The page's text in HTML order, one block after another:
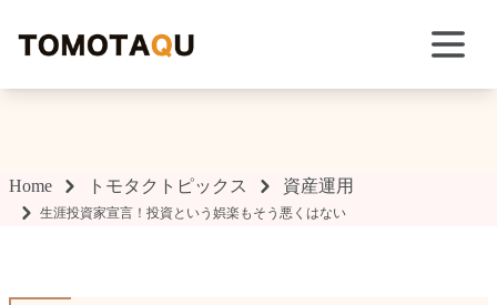
Home トモタクトピックス 資産運用
生涯投資家宣言！投資という娯楽もそう悪くはない